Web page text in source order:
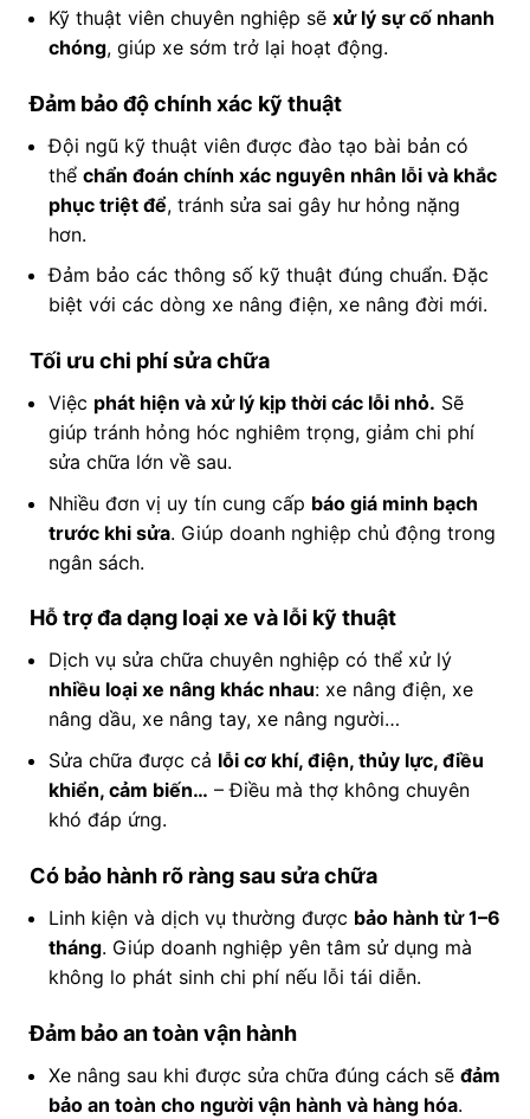
Kỹ thuật viên chuyên nghiệp sẽ xử lý sự cố nhanh
chóng, giúp xe sớm trở lại hoạt động.
Đảm bảo độ chính xác kỹ thuật
Đội ngũ kỹ thuật viên được đào tạo bài bản có
thể chẩn đoán chính xác nguyên nhân lỗi và khắc
phục triệt để, tránh sửa sai gây hư hỏng nặng
hơn.
Đảm bảo các thông số kỹ thuật đúng chuẩn. Đặc
biệt với các dòng xe nâng điện, xe nâng đời mới.
Tối ưu chi phí sửa chữa
Việc phát hiện và xử lý kịp thời các lỗi nhỏ. Sẽ
giúp tránh hỏng hóc nghiêm trọng, giảm chi phí
sửa chữa lớn về sau.
Nhiều đơn vị uy tín cung cấp báo giá minh bạch
trước khi sửa. Giúp doanh nghiệp chủ động trong
ngân sách.
Hỗ trợ đa dạng loại xe và lỗi kỹ thuật
Dịch vụ sửa chữa chuyên nghiệp có thể xử lý
nhiều loại xe nâng khác nhau: xe nâng điện, xe
nâng dầu, xe nâng tay, xe nâng người…
Sửa chữa được cả lỗi cơ khí, điện, thủy lực, điều
khiển, cảm biến… – Điều mà thợ không chuyên
khó đáp ứng.
Có bảo hành rõ ràng sau sửa chữa
Linh kiện và dịch vụ thường được bảo hành từ 1–6
tháng. Giúp doanh nghiệp yên tâm sử dụng mà
không lo phát sinh chi phí nếu lỗi tái diễn.
Đảm bảo an toàn vận hành
Xe nâng sau khi được sửa chữa đúng cách sẽ đảm
bảo an toàn cho người vận hành và hàng hóa.